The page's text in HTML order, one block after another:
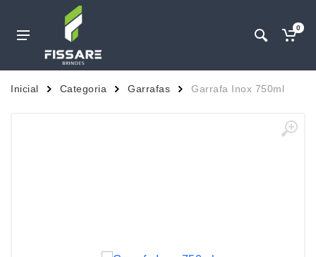
0
Inicial Categoria Garrafas Garrafa Inox 750ml